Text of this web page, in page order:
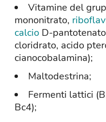
Vitamine del
mononitrato,
calcio D-
cloridrato, acido
cianocobalamina);
Maltodestrina;
Fermenti lattici
Bc4);